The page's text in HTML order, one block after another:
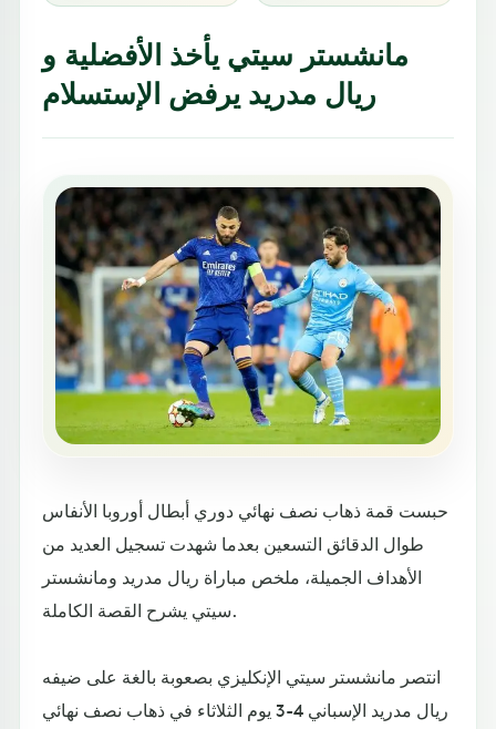
مانشستر سيتي يأخذ الأفضلية و
ريال مدريد يرفض الإستسلام
حبست قمة ذهاب نصف نهائي دوري أبطال أوروبا الأنفاس
طوال الدقائق التسعين بعدما شهدت تسجيل العديد من
الأهداف الجميلة، ملخص مباراة ريال مدريد ومانشستر
سيتي يشرح القصة الكاملة.
انتصر مانشستر سيتي الإنكليزي بصعوبة بالغة على ضيفه
ريال مدريد الإسباني 4-3 يوم الثلاثاء في ذهاب نصف نهائي